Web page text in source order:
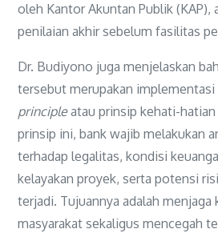
oleh Kantor Akuntan Publik (KAP),
penilaian akhir sebelum fasilitas
Dr. Budiyono juga menjelaskan
tersebut merupakan implementasi
principleatau prinsip kehati-hatian
prinsip ini, bank wajib melakukan
terhadap legalitas, kondisi
kelayakan proyek, serta potensi
terjadi. Tujuannya adalah menjaga
masyarakat sekaligus mencegah